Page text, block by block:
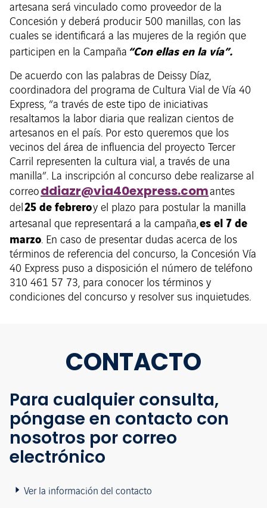
artesana será vinculado como proveedor de la
Concesión y deberá producir 500 manillas, con las
cuales se identificará a las mujeres de la región que
participen en la Campaña “Con ellas en la vía”.
De acuerdo con las palabras de Deissy Díaz,
coordinadora del programa de Cultura Vial de Vía 40
Express, “a través de este tipo de iniciativas
resaltamos la labor diaria que realizan cientos de
artesanos en el país. Por esto queremos que los
vecinos del área de influencia del proyecto Tercer
Carril representen la cultura vial, a través de una
manilla”. La inscripción al concurso debe realizarse al
correo ddiazr@via40express.comantes
del 25 de febreroy el plazo para postular la manilla
artesanal que representará a la campaña,es el 7 de
marzo. En caso de presentar dudas acerca de los
términos de referencia del concurso, la Concesión Vía
40 Express puso a disposición el número de teléfono
310 461 57 73, para conocer los términos y
condiciones del concurso y resolver sus inquietudes.
CONTACTO
Para cualquier consulta,
póngase en contacto con
nosotros por correo
electrónico
Ver la información del contacto